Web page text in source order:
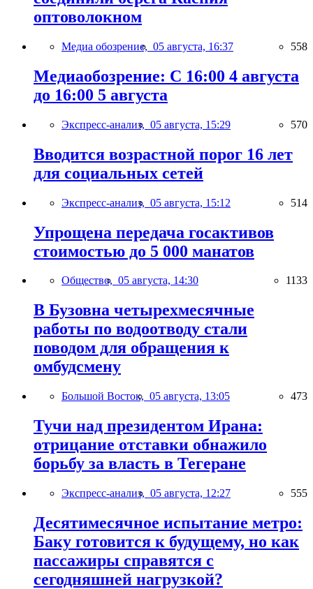
оптоволокном
Медиа обозрение, 05 августа, 16:37 558
Медиаобозрение: С 16:00 4 августа
до 16:00 5 августа
Экспресс-анализ, 05 августа, 15:29 570
Вводится возрастной порог 16 лет
для социальных сетей
Экспресс-анализ, 05 августа, 15:12 514
Упрощена передача госактивов
стоимостью до 5 000 манатов
Общество, 05 августа, 14:30 1133
В Бузовна четырехмесячные
работы по водоотводу стали
поводом для обращения к
омбудсмену
Большой Восток, 05 августа, 13:05 473
Тучи над президентом Ирана:
отрицание отставки обнажило
борьбу за власть в Тегеране
Экспресс-анализ, 05 августа, 12:27 555
Десятимесячное испытание метро:
Баку готовится к будущему, но как
пассажиры справятся с
сегодняшней нагрузкой?